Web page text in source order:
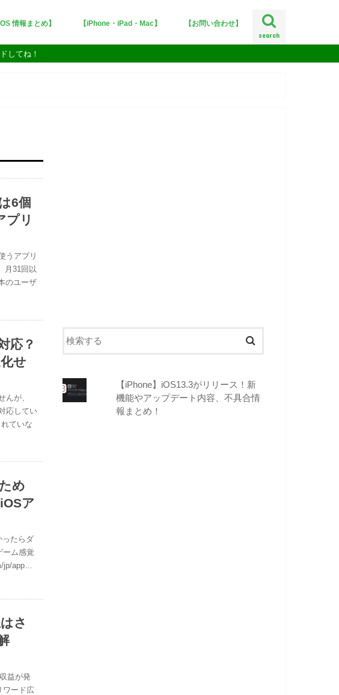
search
情報まとめ】 【iPhone・iPad・Mac】
iPhoneX
iOS12
iOS11
【お問い合わせ】
してね！
6個
プリ
うアプリ
月31回以
のユーザ
応？
せ
んが、
応してい
ていな
め
ア
ったらダ
ーム感覚
jp/app…
さ
益が発
ワード広
【iPhone】iOS13.3がリリース！新
機能やアップデート内容、不具合情
報まとめ！